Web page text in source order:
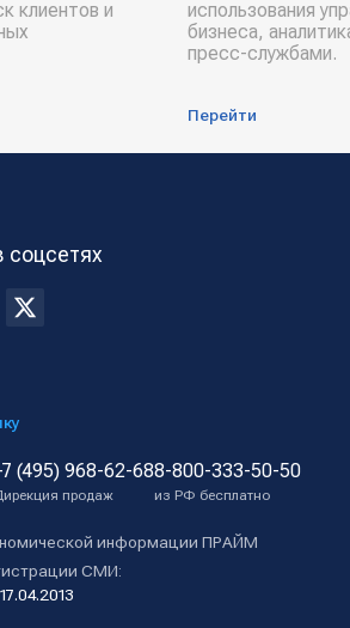
клиентов и
использования
бизнеса,
пресс-службами.
Перейти
соцсетях
(495) 968-62-68
продаж
8-800-333-50-50
из РФ бесплатно
информации ПРАЙМ
СМИ: